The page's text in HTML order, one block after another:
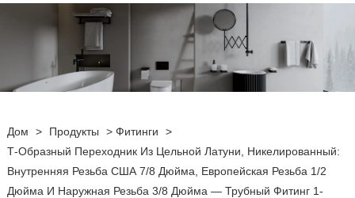
Дом > Продукты > Фитинги
>
Т-Образный Переходник Из Цельной Латуни, Никелированный:
Внутренняя Резьба США 7/8 Дюйма, Европейская Резьба 1/2
Дюйма И Наружная Резьба 3/8 Дюйма — Трубный Фитинг 1-